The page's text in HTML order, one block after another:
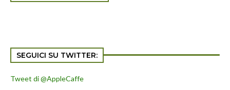
SEGUICI SU TWITTER:
Tweet di @AppleCaffe